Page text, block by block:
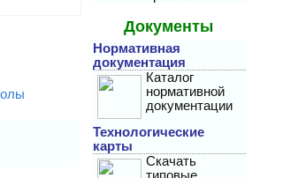
Документы
Нормативная
документация
Каталог
нормативной
документации
Технологические
карты
Скачать